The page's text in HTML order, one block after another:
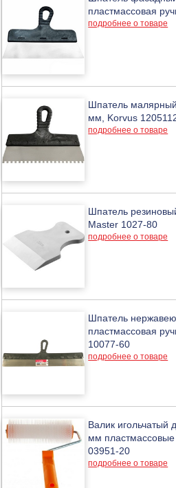
пластмассовая
подробнее о товаре
Шпатель
мм, Korvus
подробнее о товаре
Шпатель
Master 1027-80
подробнее о товаре
Шпатель
пластмассовая
10077-60
подробнее о товаре
Валик игольчатый
мм
03951-20
подробнее о товаре